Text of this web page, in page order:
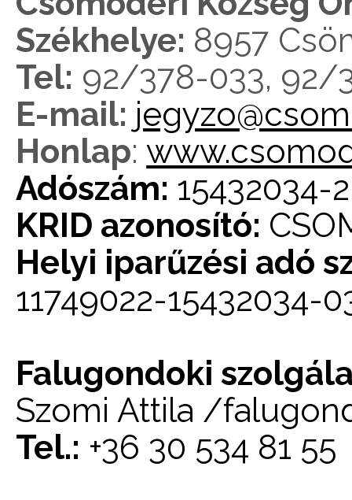
Székhelye: 8957
Tel: 92/378-033, 92/
E-mail:
Honlap:
Adószám: 15432034-
KRID azonosító:
Helyi iparűzési adó
11749022-15432034-
Falugondoki
Szomi Attila /
Tel.: +36 30 534 81 55